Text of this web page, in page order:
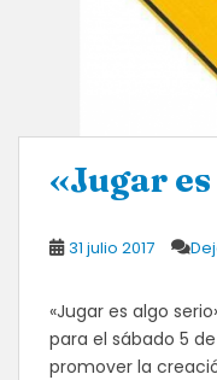
«Jugar
31 julio 2017
«Jugar es algo
para el sábado 5
promover la